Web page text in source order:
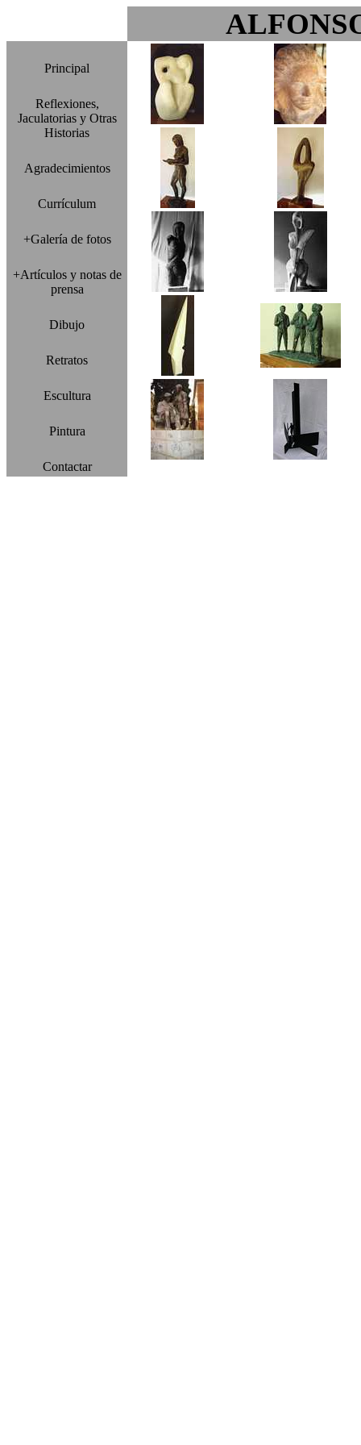
Principal
Reflexiones,
Jaculatorias y Otras
Historias
Agradecimientos
Currículum
+Galería de fotos
+Artículos y notas de
prensa
Dibujo
Retratos
Escultura
Pintura
Contactar